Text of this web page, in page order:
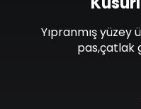
Yıpranmış yüzey
pas,çatlak